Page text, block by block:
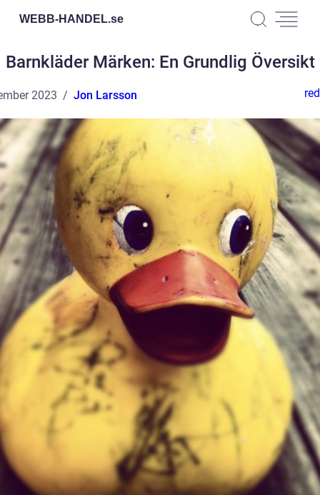
WEBB-HANDEL.se
Barnkläder Märken: En Grundlig Översikt
2023 Jon Larsson